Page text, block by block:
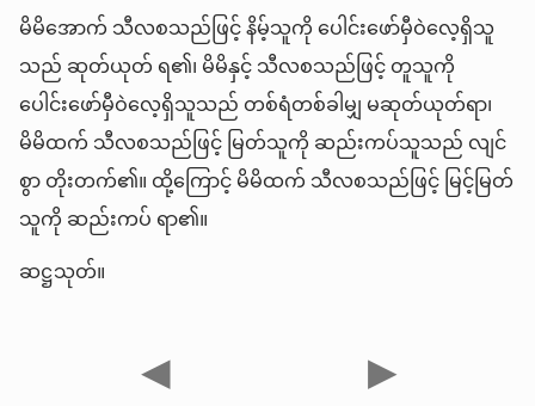
မိမိအောက် သီလစသည်ဖြင့် နိမ့်သူကို ပေါင်းဖော်မှီဝဲလေ့ရှိသူ
သည် ဆုတ်ယုတ် ရ၏၊ မိမိနှင့် သီလစသည်ဖြင့် တူသူကို
ပေါင်းဖော်မှီဝဲလေ့ရှိသူသည် တစ်ရံတစ်ခါမျှ မဆုတ်ယုတ်ရာ၊
မိမိထက် သီလစသည်ဖြင့် မြတ်သူကို ဆည်းကပ်သူသည် လျင်
စွာ တိုးတက်၏။ ထို့ကြောင့် မိမိထက် သီလစသည်ဖြင့် မြင့်မြတ်
သူကို ဆည်းကပ် ရာ၏။
ဆဋ္ဌသုတ်။
◀ ▶